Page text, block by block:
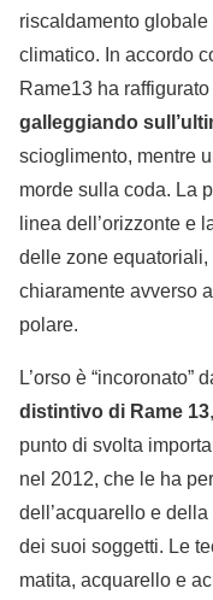
riscaldamento
climatico. In accordo
Rame13 ha raffigurato
galleggiando
scioglimento, mentre
morde sulla coda. La
linea dell’orizzonte e
delle zone
chiaramente avverso
polare.
L’orso è “incoronato”
distintivo di Rame 13
punto di svolta
nel 2012, che le ha
dell’acquarello e
dei suoi soggetti. Le
matita, acquarello e